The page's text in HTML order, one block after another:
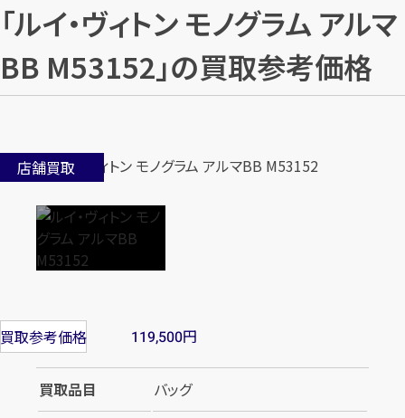
「ルイ・ヴィトン モノグラム アルマ
BB M53152」の買取参考価格
店舗買取
買取参考価格 119,500円
買取品目
バッグ